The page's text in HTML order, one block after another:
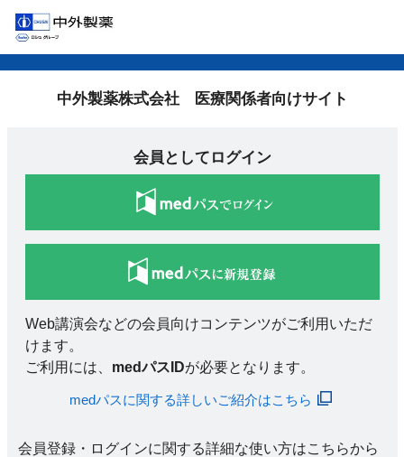
中外製薬株式会社 医療関係者向けサイト
会員としてログイン
Web講演会などの会員向けコンテンツがご利用いただ
けます。
ご利用には、 medパスIDが必要となります。
medパスに関する詳しいご紹介はこちら
会員登録・ログインに関する詳細な使い方はこちらから